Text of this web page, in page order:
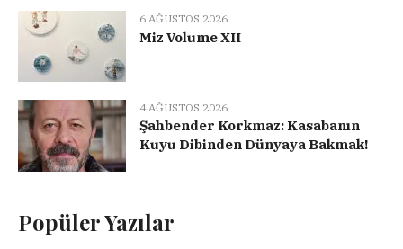
6 AĞUSTOS 2026
Miz Volume XII
4 AĞUSTOS 2026
Şahbender Korkmaz: Kasabanın
Kuyu Dibinden Dünyaya Bakmak!
Popüler Yazılar